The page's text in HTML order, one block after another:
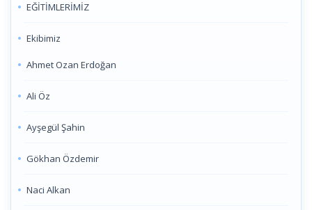
EĞİTİMLERİMİZ
Ekibimiz
Ahmet Ozan Erdoğan
Ali Öz
Ayşegül Şahin
Gökhan Özdemir
Naci Alkan